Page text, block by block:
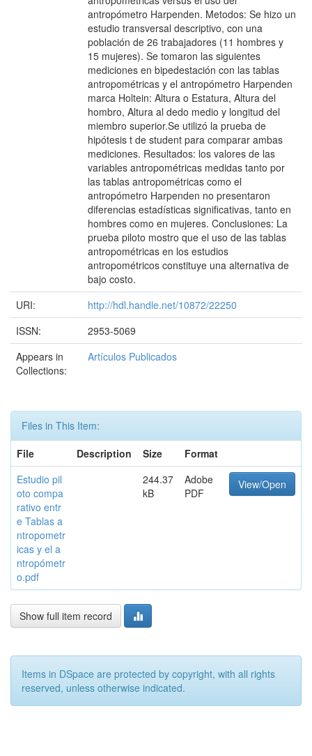
antropómetro Harpenden. Metodos: Se hizo un
estudio transversal descriptivo, con una
población de 26 trabajadores (11 hombres y
15 mujeres). Se tomaron las siguientes
mediciones en bipedestación con las tablas
antropométricas y el antropómetro Harpenden
marca Holtein: Altura o Estatura, Altura del
hombro, Altura al dedo medio y longitud del
miembro superior.Se utilizó la prueba de
hipótesis t de student para comparar ambas
mediciones. Resultados: los valores de las
variables antropométricas medidas tanto por
las tablas antropométricas como el
antropómetro Harpenden no presentaron
diferencias estadísticas significativas, tanto en
hombres como en mujeres. Conclusiones: La
prueba piloto mostro que el uso de las tablas
antropométricas en los estudios
antropométricos constituye una alternativa de
bajo costo.
URI:
http://hdl.handle.net/10872/22250
ISSN:
2953-5069
Appears in
Collections:
Artículos Publicados
Files in This Item:
File
Description Size
Format
Estudio pil
oto compa
rativo entr
e Tablas a
ntropometr
icas y el a
ntropómetr
o.pdf
244.37
kB
Adobe
PDF
View/Open
Show full item record
Items in DSpace are protected by copyright, with all rights
reserved, unless otherwise indicated.